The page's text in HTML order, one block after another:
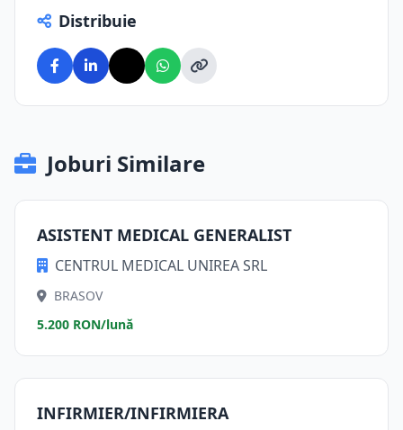
Distribuie
Joburi Similare
ASISTENT MEDICAL GENERALIST
CENTRUL MEDICAL UNIREA SRL
BRASOV
5.200 RON/lună
INFIRMIER/INFIRMIERA